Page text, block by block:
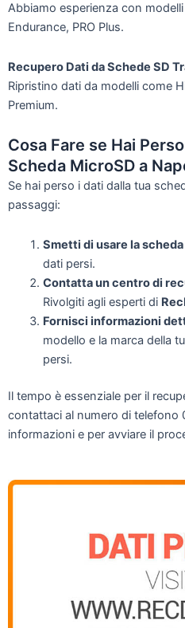
Abbiamo esperienza con modelli
Endurance, PRO Plus.
Recupero Dati da Schede SD
Ripristino dati da modelli come
Premium.
Cosa Fare se Hai
Scheda MicroSD a
Se hai perso i dati dalla tua
passaggi:
Smetti di usare la scheda
dati persi.
Contatta un centro di
Rivolgiti agli esperti di
Fornisci informazioni
modello e la marca della
persi.
Il tempo è essenziale per il
contattaci al numero di telefono
informazioni e per avviare il